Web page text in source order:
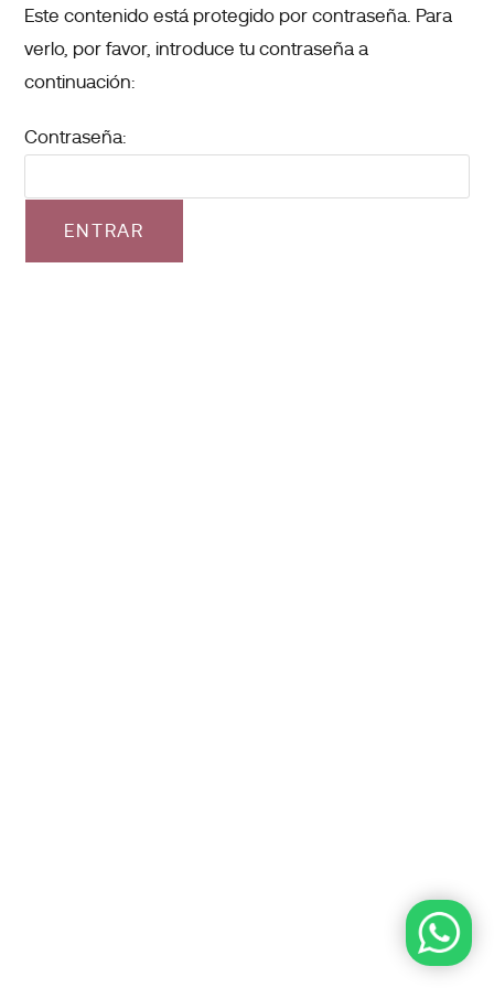
Este contenido está protegido por contraseña. Para
verlo, por favor, introduce tu contraseña a
continuación:
Contraseña: